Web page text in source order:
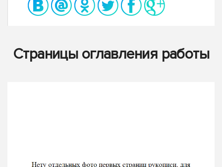
Страницы оглавления работы